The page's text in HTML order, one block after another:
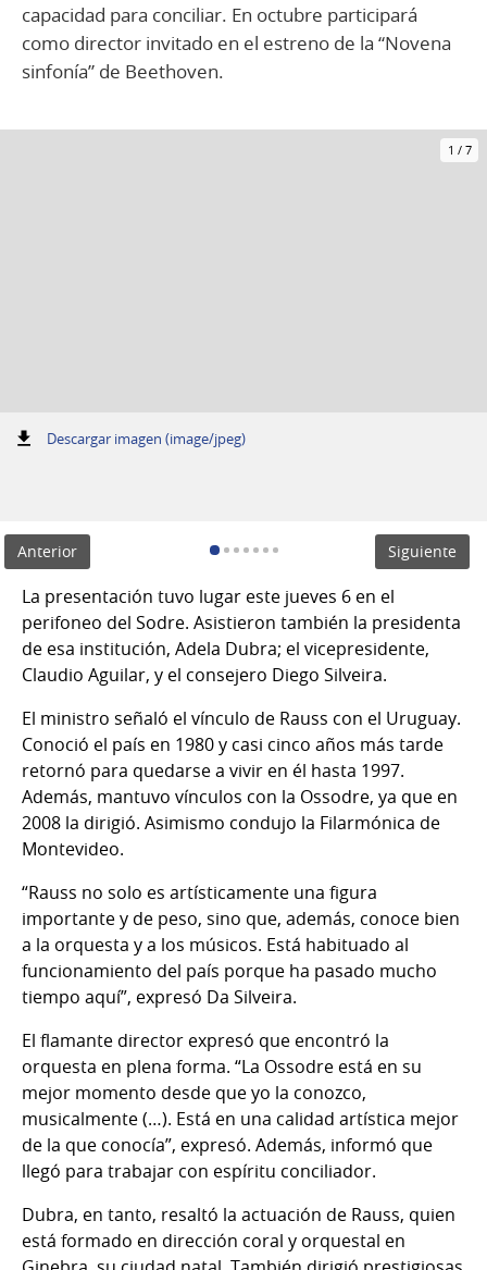
capacidad para conciliar. En octubre participará
como director invitado en el estreno de la “Novena
sinfonía” de Beethoven.
1 / 7
Descargar imagen (image/jpeg):
Anterior Siguiente
La presentación tuvo lugar este jueves 6 en el
perifoneo del Sodre. Asistieron también la presidenta
de esa institución, Adela Dubra; el vicepresidente,
Claudio Aguilar, y el consejero Diego Silveira.
El ministro señaló el vínculo de Rauss con el Uruguay.
Conoció el país en 1980 y casi cinco años más tarde
retornó para quedarse a vivir en él hasta 1997.
Además, mantuvo vínculos con la Ossodre, ya que en
2008 la dirigió. Asimismo condujo la Filarmónica de
Montevideo.
“Rauss no solo es artísticamente una figura
importante y de peso, sino que, además, conoce bien
a la orquesta y a los músicos. Está habituado al
funcionamiento del país porque ha pasado mucho
tiempo aquí”, expresó Da Silveira.
El flamante director expresó que encontró la
orquesta en plena forma. “La Ossodre está en su
mejor momento desde que yo la conozco,
musicalmente (…). Está en una calidad artística mejor
de la que conocía”, expresó. Además, informó que
llegó para trabajar con espíritu conciliador.
Dubra, en tanto, resaltó la actuación de Rauss, quien
está formado en dirección coral y orquestal en